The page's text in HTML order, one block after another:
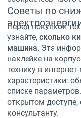
Советы по
Перед покупкой
узнайте, сколько
машина. Эта
наклейке на
технику в
характеристики:
списке
открытом доступе,
консультанту.